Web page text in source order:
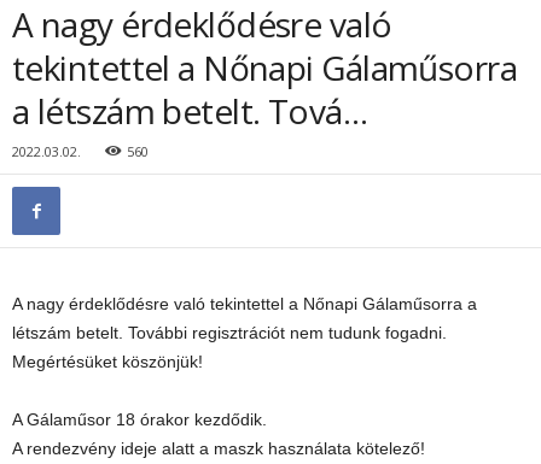
A nagy érdeklődésre való
tekintettel a Nőnapi Gálaműsorra
a létszám betelt. Tová…
2022.03.02. 560
A nagy érdeklődésre való tekintettel a Nőnapi Gálaműsorra a
létszám betelt. További regisztrációt nem tudunk fogadni.
Megértésüket köszönjük!
A Gálaműsor 18 órakor kezdődik.
A rendezvény ideje alatt a maszk használata kötelező!